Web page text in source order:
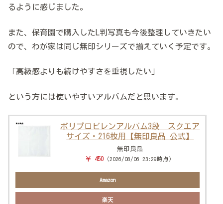
るように感じました。
また、保育園で購入したL判写真も今後整理していきたい
ので、わが家は同じ無印シリーズで揃えていく予定です。
「高級感よりも続けやすさを重視したい」
という方には使いやすいアルバムだと思います。
ポリプロピレンアルバム3段 スクエア
サイズ・216枚用【無印良品 公式】
無印良品
￥ 450 （2026/08/06 23:29時点）
Amazon
楽天